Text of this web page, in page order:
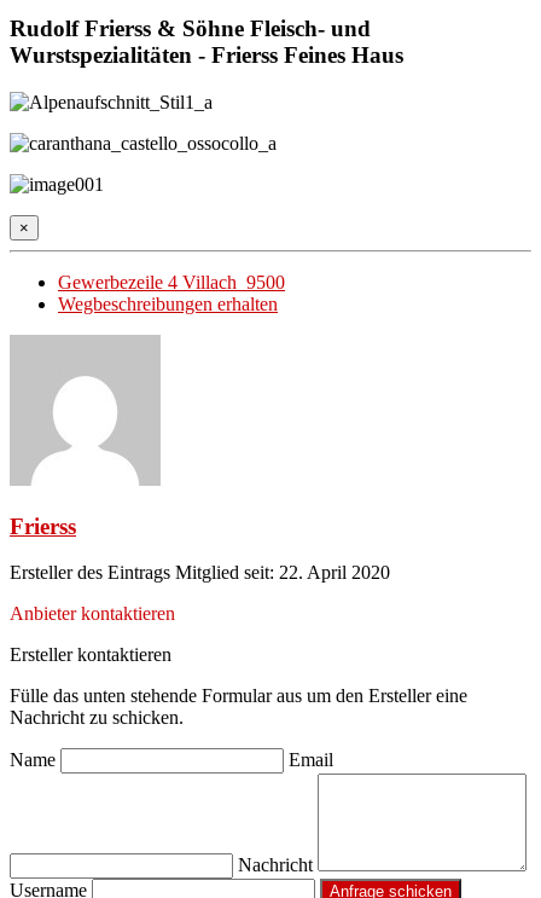
Rudolf Frierss & Söhne Fleisch- und
Wurstspezialitäten - Frierss Feines Haus
×
Gewerbezeile 4 Villach 9500
Wegbeschreibungen erhalten
Frierss
Ersteller des Eintrags Mitglied seit: 22. April 2020
Anbieter kontaktieren
Ersteller kontaktieren
Fülle das unten stehende Formular aus um den Ersteller eine
Nachricht zu schicken.
Name Email
Nachricht
Username